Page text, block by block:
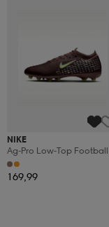
NIKE
Ag-Pro Low-Top Football
Boot Mercurial Vapor 16
Pro 'kylian Mbappé'
169,99